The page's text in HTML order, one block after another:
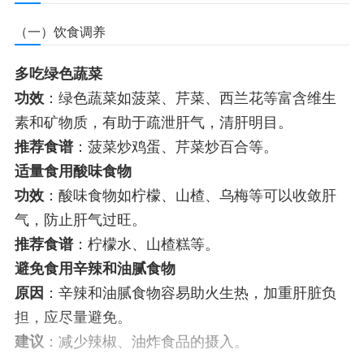
（一）饮食调养
多吃绿色蔬菜
功效 ：绿色蔬菜如菠菜、芹菜、西兰花等富含维生
素和矿物质，有助于疏泄肝气，清肝明目。
推荐食谱：菠菜炒鸡蛋、芹菜炒百合等。
适量食用酸味食物
功效 ：酸味食物如柠檬、山楂、乌梅等可以收敛肝
气，防止肝气过旺。
推荐食谱：柠檬水、山楂糕等。
避免食用辛辣和油腻食物
原因 ：辛辣和油腻食物容易助火生热，加重肝脏负
担，应尽量避免。
建议 ：减少辣椒、油炸食品的摄入。